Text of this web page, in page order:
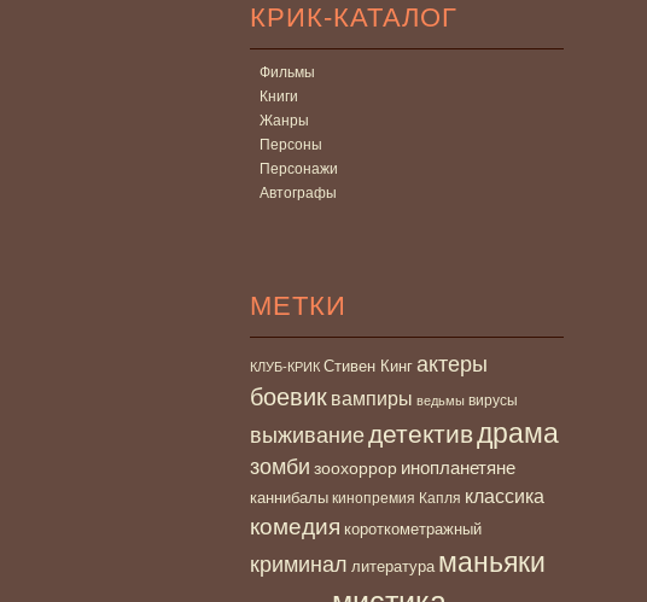
КРИК-КАТАЛОГ
Фильмы
Книги
Жанры
Персоны
Персонажи
Автографы
МЕТКИ
КЛУБ-КРИК Стивен Кинг актеры
боевик вампиры ведьмы вирусы
выживаниедетективдрама
зомби зоохоррор инопланетяне
каннибалы кинопремия Капля классика
комедия короткометражный
криминал литература маньяки